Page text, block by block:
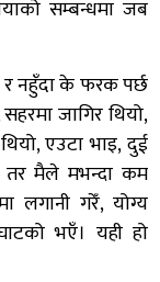
सम्बन्धमा जब
र नहुँदा के फरक पर्छ
सहरमा जागिर थियो,
एउटा भाइ, दुई
तर मैले मभन्दा कम
लगानी गरेँ, योग्य
भएँ। यही हो